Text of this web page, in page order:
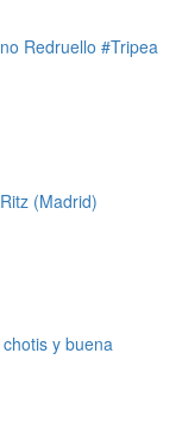
Redruello #Tripea
(Madrid)
y buena